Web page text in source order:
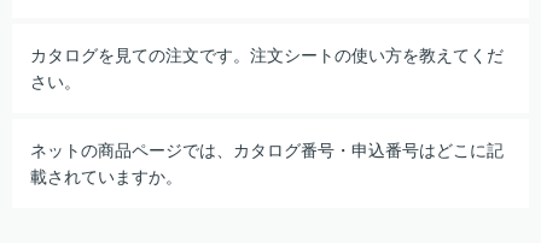
カタログを見ての注文です。注文シートの使い方を教えてくだ
さい。
ネットの商品ページでは、カタログ番号・申込番号はどこに記
載されていますか。